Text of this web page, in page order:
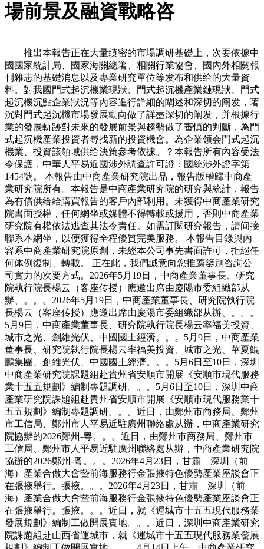
場前景及融資戰略咨
推出本報告正在大量缜密的市場調研基礎上，次要依據中
國國家統計局、國家海關總署、相關行業協會、國內外相關報
刊雜志的基礎消息以及專業研究單位等发布和供给的大量資
料。對我國門式起沉機業現狀、門式起沉機產業鏈現狀、門式
起沉機沉點企業狀況等內容進行詳細的闡述和深切的阐发，著
沉對門式起沉機市場發展動向做了詳盡深切的阐发，并根據行
業的發展軌跡對未來的發展前景與趨勢做了審慎的判斷，為門
式起沉機產業投資者尋找新的投資機會。為企業领会門式起沉
機業、投資該領域供给決策參考依據。？本報告所有內容受法
令保護，中華人平易近國涉外調查許可證：國統涉外證字第
1454號。 本報告由中商產業研究院出品，報告版權歸中商產
業研究院所有。本報告是中商產業研究院的研究與統計，報告
為有償供给給購買報告的客戶內部利用。未獲得中商產業研究
院書面授權，任何網坐或媒體不得轉載或援用，否則中商產業
研究院有權依法逃查其法令責任。如需訂閱研究報告，請间接
聯系本網坐，以便獲得全程優質完美服務。 本報告目錄與內
容系中商產業研究院原創，未經本公司事先書面許可，拒絕任
何体例復制、轉載。 正在此，我們誠意向您推薦鑒別咨詢公
司實力的次要方式。2026年5月19日，中商產業董事長、研究
院執行院長楊云（客座传授）應邀出席由慶陽市委組織部从
辦、。。。2026年5月19日，中商產業董事長、研究院執行院
長楊云（客座传授）應邀出席由慶陽市委組織部从辦、。。。
5月9日，中商產業董事長、研究院執行院長楊云率福美投資、
城市之光、創維光伏、中國國土經濟。。。5月9日，中商產業
董事長、研究院執行院長楊云率福美投資、城市之光、華夏鯤
鵬集團、創維光伏、中國國土經濟。。。5月6日至10日，深圳
中商產業研究院課題組赴貴州省安順市開展《安順市現代服務
業十五五規劃》編制專題調研。。。5月6日至10日，深圳中商
產業研究院課題組赴貴州省安順市開展《安順市現代服務業十
五五規劃》編制專題調研。。。近日，由鄭州市商務局、鄭州
市工信局、鄭州市人平易近駐廣州聯絡處从辦，中商產業研究
院協辦的2026鄭州-粵。。。近日，由鄭州市商務局、鄭州市
工信局、鄭州市人平易近駐廣州聯絡處从辦，中商產業研究院
協辦的2026鄭州-粵。。。2026年4月23日，甘肅—深圳（前
海）產業合做大會暨前海服務行金張掖特色優勢產業座談會正
在張掖舉行。張掖。。。2026年4月23日，甘肅—深圳（前
海）產業合做大會暨前海服務行金張掖特色優勢產業座談會正
在張掖舉行。張掖。。。近日，就《運城市十五五現代服務業
發展規劃》編制工做開展實地。。。近日，深圳中商產業研究
院課題組赴山西省運城市，就《運城市十五五現代服務業發展